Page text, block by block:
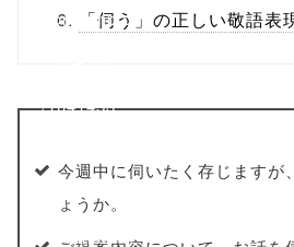
buttons.php on
/1041453"
w.open(this.hre
f, 'Gwindow',
「伺う」の正しい敬語表
今週中に伺いたく存じますが
ょうか。